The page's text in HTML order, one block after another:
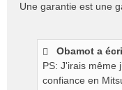
Une garantie est une
Obamot a
PS: J'irais même
confiance en